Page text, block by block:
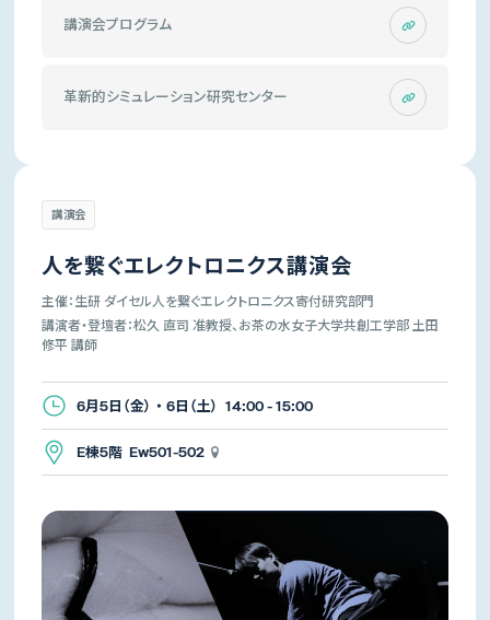
講演会・演奏会 体験イベント・展覧会
講演会プログラム
革新的シミュレーション研究センター
講演会
人を繋ぐエレクトロニクス講演会
主催：生研 ダイセル人を繋ぐエレクトロニクス寄付研究部門
講演者・登壇者：松久 直司 准教授、お茶の水女子大学共創工学部 土田
修平 講師
6月5日（金） ・ 6日（土） 14:00 - 15:00
E棟5階 Ew501-502